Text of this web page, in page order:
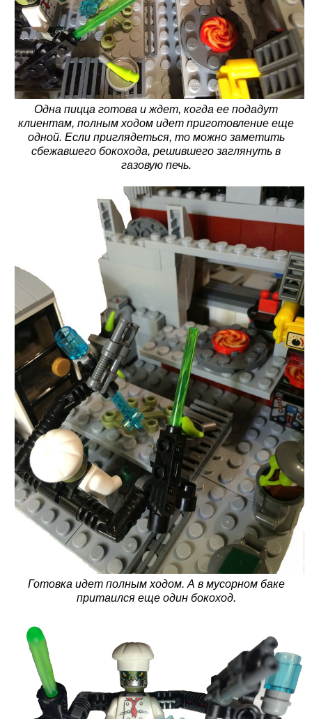
Одна пицца готова и ждет, когда ее подадут
клиентам, полным ходом идет приготовление еще
одной. Если приглядеться, то можно заметить
сбежавшего бокохода, решившего заглянуть в
газовую печь.
Готовка идет полным ходом. А в мусорном баке
притаился еще один бокоход.